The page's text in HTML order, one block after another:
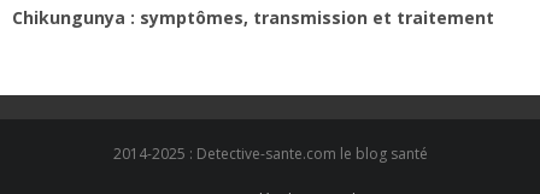
Chikungunya : symptômes, transmission et traitement
2014-2025 : Detective-sante.com le blog santé